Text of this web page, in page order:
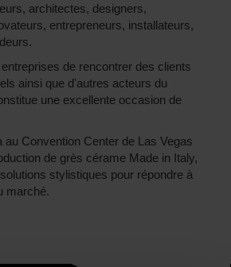
architectes, designers,
entrepreneurs, installateurs,
de rencontrer des clients
ainsi que d'autres acteurs du
une excellente occasion de
au Convention Center de Las Vegas
de grès cérame Made in Italy,
stylistiques pour répondre à
marché.